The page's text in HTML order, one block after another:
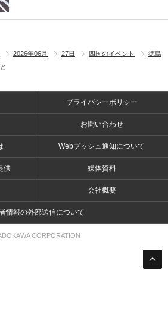
2026年06月 27日 四国のイベント
徳島
プライバシーポリシー
お問い合わせ
Webプッシュ通知について
供 媒体資料
会社概要
情報の外部送信について
CORPORATION